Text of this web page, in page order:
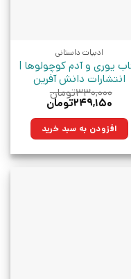
ادبیات داستانی
یوری و آدم کوچولوها |
انتشارات دانش آفرین
۳۳۰,۰۰۰تومان
قیمت
۳۳۰,۰۰۰تومان
بود.
۲۴۹,۱۵۰تومان
۲۴۹,۱۵۰تومان.افزودن به سبد خرید